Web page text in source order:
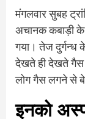
मंगलवार सुबह
अचानक कबाड़ी के
गया। तेज दुर्गन्ध
देखते ही देखते
लोग गैस लगने से
इनको